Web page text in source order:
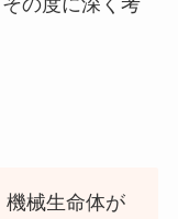
の度に深く考
機械生命体が